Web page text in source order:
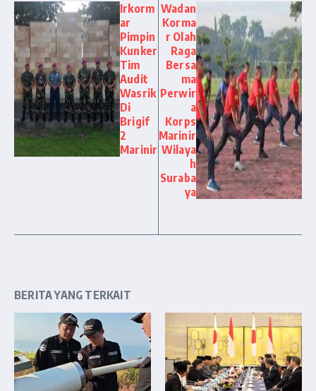
Irkorm
ar
Pimpin
Kunker
Tim
Audit
Wasrik
Di
Brigif
2
Marinir
Wadan
Korma
r Olah
Raga
Bersa
ma
Perwir
a
Korps
Marinir
Wilaya
h
Suraba
ya
BERITA YANG TERKAIT